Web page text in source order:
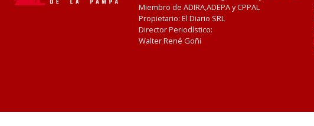
Miembro de ADIRA,ADEPA y CPPAL
Propietario: El Diario SRL
Director Periodístico:
Walter René Goñi